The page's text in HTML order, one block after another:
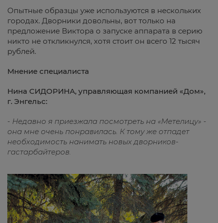
Опытные образцы уже используются в нескольких
городах. Дворники довольны, вот только на
предложение Виктора о запуске аппарата в серию
никто не откликнулся, хотя стоит он всего 12 тысяч
рублей.
Мнение специалиста
Нина СИДОРИНА, управляющая компанией «Дом»,
г. Энгельс:
- Недавно я приезжала посмотреть на «Метелицу» -
она мне очень понравилась. К тому же отпадет
необходимость нанимать новых дворников-
гастарбайтеров.